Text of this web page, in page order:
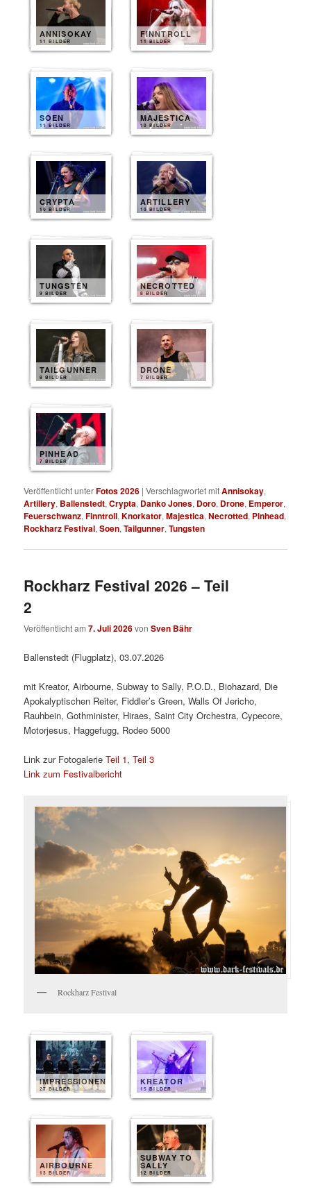
ANNISOKAY
11 BILDER
FINNTROLL
11 BILDER
SOEN
11 BILDER
MAJESTICA
10 BILDER
CRYPTA
10 BILDER
ARTILLERY
10 BILDER
TUNGSTEN
9 BILDER
NECROTTED
8 BILDER
TAILGUNNER
8 BILDER
DRONE
7 BILDER
PINHEAD
7 BILDER
Veröffentlicht unterFotos 2026 |Verschlagwortet mitAnnisokay,
Artillery, Ballenstedt,Crypta, Danko Jones, Doro, Drone, Emperor,
Feuerschwanz,Finntroll,Knorkator,Majestica,Necrotted, Pinhead,
Rockharz Festival,Soen,Tailgunner,Tungsten
Rockharz Festival 2026 – Teil
2
Veröffentlicht am7. Juli 2026vonSven Bähr
Ballenstedt (Flugplatz), 03.07.2026
mit Kreator, Airbourne, Subway to Sally, P.O.D., Biohazard, Die
Apokalyptischen Reiter, Fiddler’s Green, Walls Of Jericho,
Rauhbein, Gothminister, Hiraes, Saint City Orchestra, Cypecore,
Motorjesus, Haggefugg, Rodeo 5000
Link zur FotogalerieTeil 1,Teil 3
Link zum Festivalbericht
Rockharz Festival
IMPRESSIONEN
27 BILDER
KREATOR
15 BILDER
AIRBOURNE
13 BILDER
SUBWAY TO
SALLY
12 BILDER